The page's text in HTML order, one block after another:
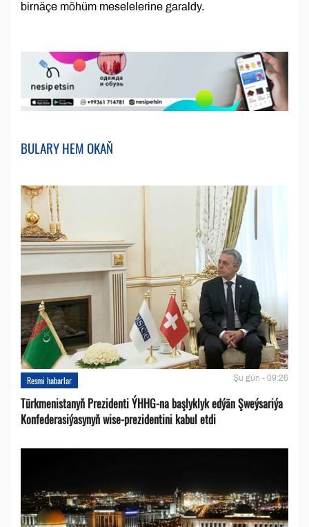
birnäçe möhüm meselelerine garaldy.
BULARY HEM OKAŇ
Resmi habarlar Şu gün - 09:26
Türkmenistanyň Prezidenti ÝHHG-na başlyklyk edýän Şweýsariýa
Konfederasiýasynyň wise-prezidentini kabul etdi